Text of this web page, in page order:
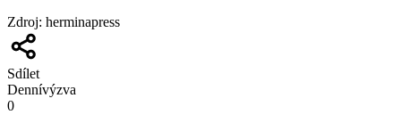
Zdroj: herminapress
Sdílet
Dennívýzva
0